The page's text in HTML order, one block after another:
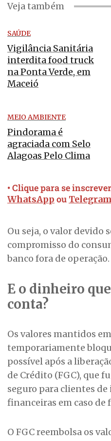
Veja também
SAÚDE
Vigilância Sanitária
interdita food truck
na Ponta Verde, em
Maceió
MEIO AMBIENTE
Pindorama é
agraciada com Selo
Alagoas Pelo Clima
• Clique para se
WhatsApp ou Telegram
Ou seja, o valor devido
compromisso do
banco fora de operação.
E o dinheiro
conta?
Os valores mantidos
temporariamente
possível após a
de Crédito (FGC), que
seguro para clientes
financeiras em caso de
O FGC reembolsa os